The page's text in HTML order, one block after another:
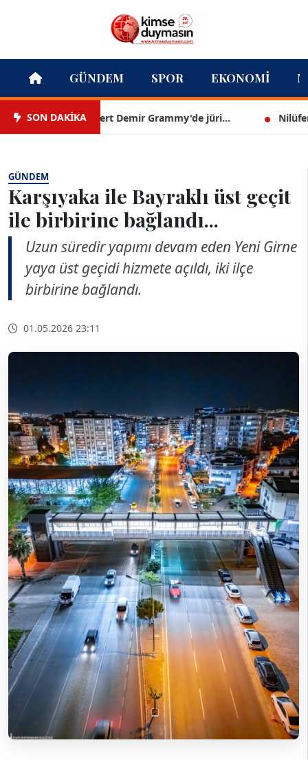
GÜNDEM SPOR EKONOMI
SON DAKİKAMert Demir Grammy'de jüri... Nilüfer
GÜNDEM
Karşıyaka ile Bayraklı üst geçit
ile birbirine bağlandı...
Uzun süredir yapımı devam eden Yeni Girne
yaya üst geçidi hizmete açıldı, iki ilçe
birbirine bağlandı.
01.05.2026 23:11